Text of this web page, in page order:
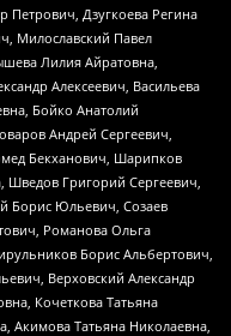
Петрович, Дзугкоева Регина
Милославский Павел
Лилия Айратовна,
Алексеевич, Васильева
Бойко Анатолий
Андрей Сергеевич,
Бекханович, Шарипков
Григорий Сергеевич,
Борис Юльевич, Созаев
Романова Ольга
Борис Альбертович,
Верховский Александр
Кочеткова Татьяна
Акимова Татьяна Николаевна,